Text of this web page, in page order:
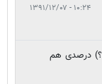
۱۰:۲۴ - ۱۳۹۱/۱۲/۰۷
درصدی هم